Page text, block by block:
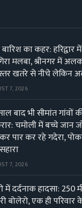
बारिश का कहर: हरिद्वार
मलबा, श्रीनगर में
खतरे से नीचे लेकिन
7, 2026
बाद भी सीमांत गांवों
चमोली में बच्चे जान
पार कर रहे गदेरा,
7, 2026
में दर्दनाक हादसा: 250
बोलेरो, एक ही